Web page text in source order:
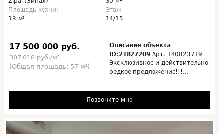
Площадь кухни:
13 м²
Этаж
14/15
17 500 000 руб.
307 018 руб./м²
(Общая площадь: 57 м²)
Описание объекта
ID:21827209 Арт. 140823719
Эксклюзивное и действительно
редкое предложение!!!...
Позвоните мне